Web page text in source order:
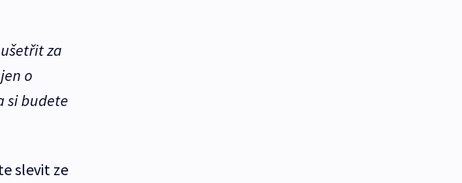
za
o
si budete
slevit ze